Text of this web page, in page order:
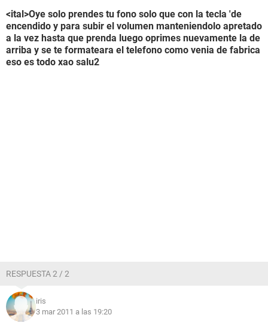
<ital>Oye solo prendes tu fono solo que con la tecla 'de
encendido y para subir el volumen manteniendolo apretado
a la vez hasta que prenda luego oprimes nuevamente la de
arriba y se te formateara el telefono como venia de fabrica
eso es todo xao salu2
RESPUESTA 2 / 2
iris
3 mar 2011 a las 19:20